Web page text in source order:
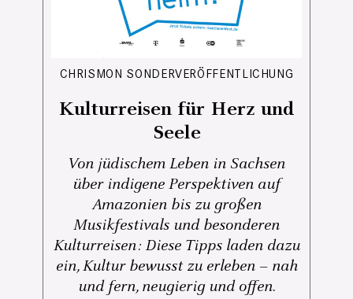
CHRISMON SONDERVERÖFFENTLICHUNG
Kulturreisen für Herz und
Seele
Von jüdischem Leben in Sachsen
über indigene Perspektiven auf
Amazonien bis zu großen
Musikfestivals und besonderen
Kulturreisen: Diese Tipps laden dazu
ein, Kultur bewusst zu erleben – nah
und fern, neugierig und offen.